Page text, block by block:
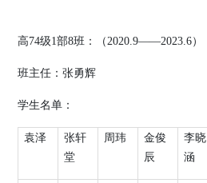
高74级1部8班：（2020.9——2023.6）
班主任：张勇辉
学生名单：
袁泽
张轩
堂
周玮
金俊
辰
李晓
涵